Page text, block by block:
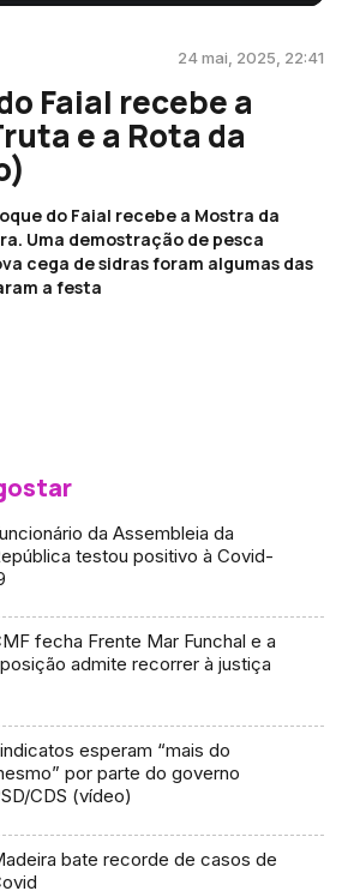
24 mai, 2025, 22:41
Faial recebe a
e a Rota da
do Faial recebe a Mostra da
Uma demostração de pesca
cega de sidras foram algumas das
a festa
da Assembleia da
testou positivo à Covid-
fecha Frente Mar Funchal e a
admite recorrer à justiça
esperam “mais do
por parte do governo
CDS (vídeo)
bate recorde de casos de